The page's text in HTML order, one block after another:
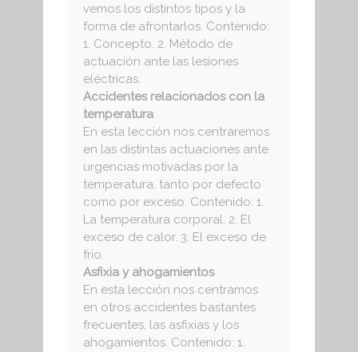
vemos los distintos tipos y la
forma de afrontarlos. Contenido:
1. Concepto. 2. Método de
actuación ante las lesiones
eléctricas.
Accidentes relacionados con la
temperatura
En esta lección nos centraremos
en las distintas actuaciones ante
urgencias motivadas por la
temperatura, tanto por defecto
como por exceso. Contenido: 1.
La temperatura corporal. 2. El
exceso de calor. 3. El exceso de
frío.
Asfixia y ahogamientos
En esta lección nos centramos
en otros accidentes bastantes
frecuentes, las asfixias y los
ahogamientos. Contenido: 1.